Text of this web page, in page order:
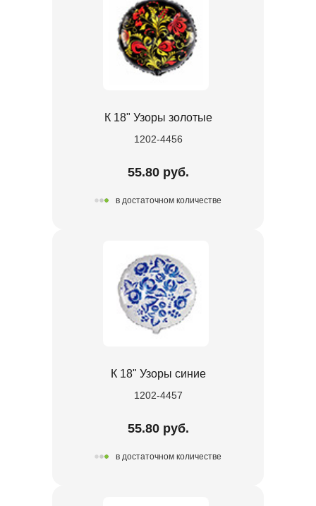
К 18" Узоры золотые
1202-4456
55.80 руб.
в достаточном количестве
К 18" Узоры синие
1202-4457
55.80 руб.
в достаточном количестве